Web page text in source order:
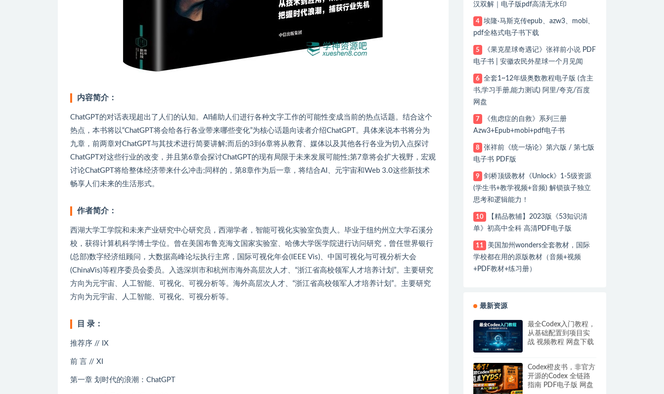
内容简介：
ChatGPT的对话表现超出了人们的认知。AI辅助人们进行各种文字工作的可能性变成当前的热点话题。结合这个
热点，本书将以“ChatGPT将会给各行各业带来哪些变化”为核心话题向读者介绍ChatGPT。具体来说本书将分为
九章，前两章对ChatGPT与其技术进行简要讲解;而后的3到6章将从教育、媒体以及其他各行各业为切入点探讨
ChatGPT对这些行业的改变，并且第6章会探讨ChatGPT的现有局限于未来发展可能性;第7章将会扩大视野，宏观
讨论ChatGPT将给整体经济带来什么冲击;同样的，第8章作为后一章，将结合AI、元宇宙和Web 3.0这些新技术
畅享人们未来的生活形式。
作者简介：
西湖大学工学院和未来产业研究中心研究员，西湖学者，智能可视化实验室负责人。毕业于纽约州立大学石溪分
校，获得计算机科学博士学位。曾在美国布鲁克海文国家实验室、哈佛大学医学院进行访问研究，曾任世界银行
(总部)数字经济组顾问，大数据高峰论坛执行主席，国际可视化年会(IEEE Vis)、中国可视化与可视分析大会
(ChinaVis)等程序委员会委员。入选深圳市和杭州市海外高层次人才、“浙江省高校领军人才培养计划”。主要研究
方向为元宇宙、人工智能、可视化、可视分析等。海外高层次人才、“浙江省高校领军人才培养计划”。主要研究
方向为元宇宙、人工智能、可视化、可视分析等。
目 录：
推荐序 // IX
前 言 // XI
第一章 划时代的浪潮：ChatGPT
汉双解｜电子版pdf高清无水印
4
埃隆·马斯克传epub、azw3、mobi、
pdf全格式电子书下载
5
《果克星球奇遇记》张祥前小说 PDF
电子书 | 安徽农民外星球一个月见闻
6
全套1~12年级奥数教程电子版 (含主
书,学习手册,能力测试) 阿里/夸克/百度
网盘
7
《焦虑症的自救》系列三册
Azw3+Epub+mobi+pdf电子书
8
张祥前《统一场论》第六版 / 第七版
电子书 PDF版
9
剑桥顶级教材《Unlock》1-5级资源
(学生书+教学视频+音频) 解锁孩子独立
思考和逻辑能力！
10
【精品教辅】2023版《53知识清
单》初高中全科 高清PDF电子版
11
美国加州wonders全套教材，国际
学校都在用的原版教材（音频+视频
+PDF教材+练习册）
最新资源
最全Codex入门教程，
从基础配置到项目实
战 视频教程 网盘下载
Codex橙皮书，非官方
开源的Codex 全链路
指南 PDF电子版 网盘